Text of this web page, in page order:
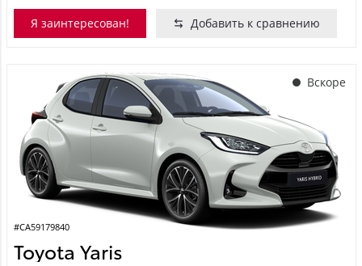
Я заинтересован! Добавить к сравнению
Вскоре
#CA59179840
Toyota Yaris